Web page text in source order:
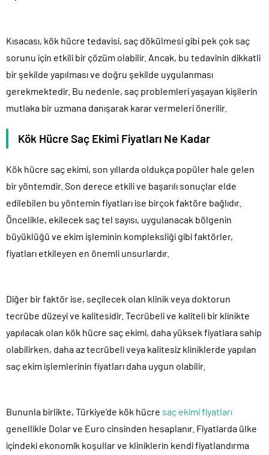
Kısacası, kök hücre tedavisi, saç dökülmesi gibi pek çok saç
sorunu için etkili bir çözüm olabilir. Ancak, bu tedavinin dikkatli
bir şekilde yapılması ve doğru şekilde uygulanması
gerekmektedir. Bu nedenle, saç problemleri yaşayan kişilerin
mutlaka bir uzmana danışarak karar vermeleri önerilir.
Kök Hücre Saç Ekimi Fiyatları Ne Kadar
Kök hücre saç ekimi, son yıllarda oldukça popüler hale gelen
bir yöntemdir. Son derece etkili ve başarılı sonuçlar elde
edilebilen bu yöntemin fiyatları ise birçok faktöre bağlıdır.
Öncelikle, ekilecek saç tel sayısı, uygulanacak bölgenin
büyüklüğü ve ekim işleminin kompleksliği gibi faktörler,
fiyatları etkileyen en önemli unsurlardır.
Diğer bir faktör ise, seçilecek olan klinik veya doktorun
tecrübe düzeyi ve kalitesidir. Tecrübeli ve kaliteli bir klinikte
yapılacak olan kök hücre saç ekimi, daha yüksek fiyatlara sahip
olabilirken, daha az tecrübeli veya kalitesiz kliniklerde yapılan
saç ekim işlemlerinin fiyatları daha uygun olabilir.
Bununla birlikte, Türkiye’de kök hücre saç ekimi fiyatları
genellikle Dolar ve Euro cinsinden hesaplanır. Fiyatlarda ülke
içindeki ekonomik koşullar ve kliniklerin kendi fiyatlandırma